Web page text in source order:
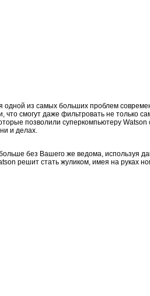
из самых больших проблем
что смогут даже фильтровать не
позволили суперкомпьютеру
и делах.
без Вашего же ведома, используя
решит стать жуликом, имея на руках